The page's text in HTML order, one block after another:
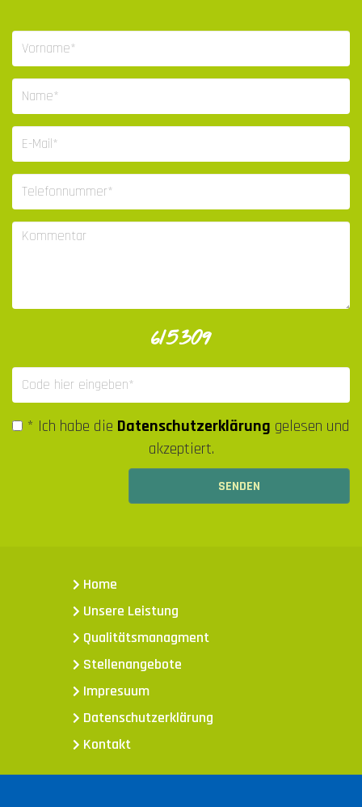
615309
* Ich habe die Datenschutzerklärung gelesen und
akzeptiert.
Home
Unsere Leistung
Qualitätsmanagment
Stellenangebote
Impresuum
Datenschutzerklärung
Kontakt